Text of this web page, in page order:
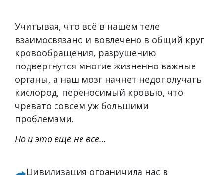
Учитывая, что всё в нашем теле
взаимосвязано и вовлечено в общий круг
кровообращения, разрушению
подвергнутся многие жизненно важные
органы, а наш мозг начнет недополучать
кислород, переносимый кровью, что
чревато совсем уж большими
проблемами.
Но и это еще не все…
Цивилизация ограничила нас в